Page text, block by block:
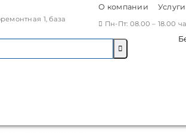
1, база
О компании Услуги
Пн-Пт: 08.00 – 18.00